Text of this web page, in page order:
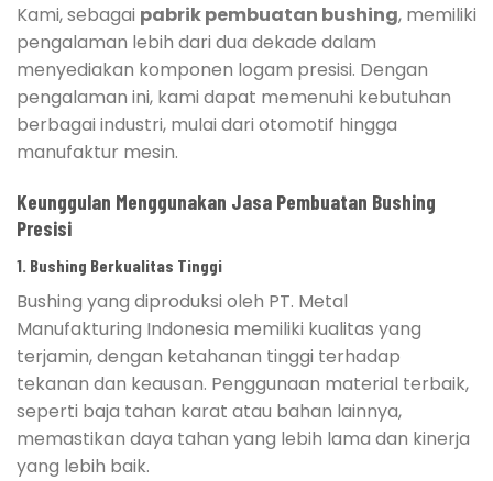
Kami, sebagai pabrik pembuatan bushing, memiliki
pengalaman lebih dari dua dekade dalam
menyediakan komponen logam presisi. Dengan
pengalaman ini, kami dapat memenuhi kebutuhan
berbagai industri, mulai dari otomotif hingga
manufaktur mesin.
Keunggulan Menggunakan Jasa Pembuatan Bushing
Presisi
1. Bushing Berkualitas Tinggi
Bushing yang diproduksi oleh PT. Metal
Manufakturing Indonesia memiliki kualitas yang
terjamin, dengan ketahanan tinggi terhadap
tekanan dan keausan. Penggunaan material terbaik,
seperti baja tahan karat atau bahan lainnya,
memastikan daya tahan yang lebih lama dan kinerja
yang lebih baik.